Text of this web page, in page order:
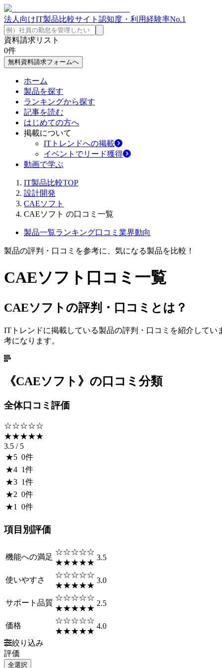
法人向けIT製品比較サイト 認知度・利用経験率No.1
資料請求リスト
0件
無料資料請求フォームへ
ホーム
製品を探す
ランキングから探す
記事を読む
はじめての方へ
掲載について
ITトレンドへの掲載
イベントでリード獲得
動画で学ぶ
IT製品比較TOP
設計開発
CAEソフト
CAEソフト の口コミ一覧
製品一覧ランキング口コミ 業界動向
製品の評判・口コミを参考に、気になる製品を比較！
CAEソフト 口コミ一覧
CAEソフトの評判・口コミとは？
ITトレンドに掲載している製品の評判・口コミを紹介して
考になります。
《CAEソフト 》の口コミ分類
全体口コミ評価
☆☆☆☆☆
★★★★★
3.5 / 5
★5 0件
★4 1件
★3 1件
★2 0件
★1 0件
項目別評価
機能への満足
☆☆☆☆☆
★★★★★
3.5
使いやすさ
☆☆☆☆☆
★★★★★
3.0
サポート品質
☆☆☆☆☆
★★★★★
2.5
価格
☆☆☆☆☆
★★★★★
4.0
絞り込み
評価
全選択